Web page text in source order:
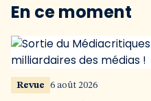
En ce moment
Revue 6 août 2026